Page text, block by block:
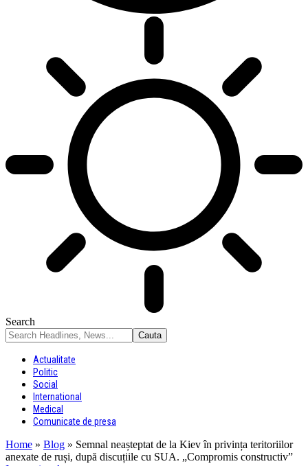
Search
Actualitate
Politic
Social
International
Medical
Comunicate de presa
Home » Blog » Semnal neașteptat de la Kiev în privința teritoriilor
anexate de ruși, după discuțiile cu SUA. „Compromis constructiv”